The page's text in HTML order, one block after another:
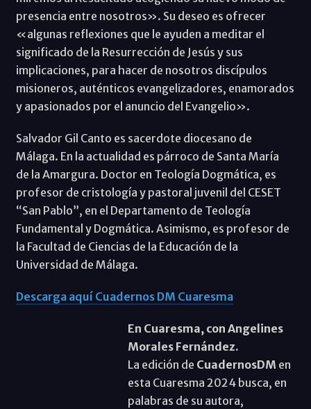
presencia entre nosotros». Su deseo es ofrecer
«algunas reflexiones que le ayuden a meditar el
significado de la Resurrección de Jesús y sus
implicaciones, para hacer de nosotros discípulos
misioneros, auténticos evangelizadores, enamorados
y apasionados por el anuncio del Evangelio».
Salvador Gil Canto es sacerdote diocesano de
Málaga. En la actualidad es párroco de Santa María
de la Amargura. Doctor en Teología Dogmática, es
profesor de cristología y pastoral juvenil del CESET
“San Pablo”, en el Departamento de Teología
Fundamental y Dogmática. Asimismo, es profesor de
la Facultad de Ciencias de la Educación de la
Universidad de Málaga.
Descarga aquí Cuadernos DM Cuaresma
En Cuaresma, con Angelines
Morales Fernández.
La edición de CuadernosDM en
esta Cuaresma 2024 busca, en
palabras de su autora,